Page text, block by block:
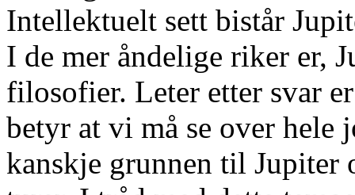
Intellektuelt sett bistår
I de mer åndelige riker er,
filosofier. Leter etter svar
betyr at vi må se over hele
kanskje grunnen til